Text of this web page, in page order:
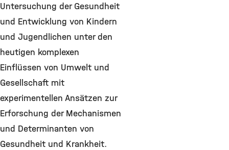
Untersuchung der Gesundheit
und Entwicklung von Kindern
und Jugendlichen unter den
heutigen komplexen
Einflüssen von Umwelt und
Gesellschaft mit
experimentellen Ansätzen zur
Erforschung der Mechanismen
und Determinanten von
Gesundheit und Krankheit.